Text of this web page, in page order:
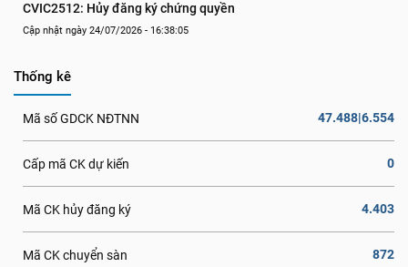
CVIC2512: Hủy đăng ký chứng quyền
Cập nhật ngày 24/07/2026 - 16:38:05
Thống kê
Mã số GDCK NĐTNN 47.488|6.554
Cấp mã CK dự kiến 0
Mã CK hủy đăng ký 4.403
Mã CK chuyển sàn 872